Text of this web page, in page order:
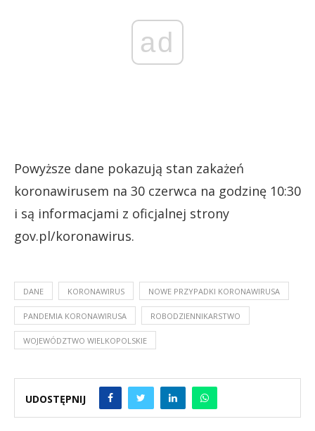
ad
Powyższe dane pokazują stan zakażeń
koronawirusem na 30 czerwca na godzinę 10:30
i są informacjami z oficjalnej strony
gov.pl/koronawirus.
DANE KORONAWIRUS NOWE PRZYPADKI KORONAWIRUSA
PANDEMIA KORONAWIRUSA ROBODZIENNIKARSTWO
WOJEWÓDZTWO WIELKOPOLSKIE
UDOSTĘPNIJ